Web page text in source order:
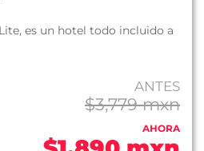
es un hotel todo incluido a
ANTES
$3,779 mxn
AHORA